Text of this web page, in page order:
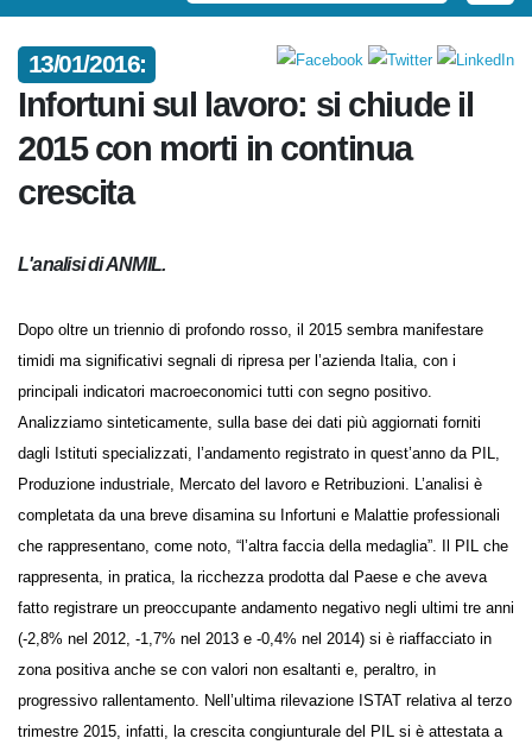
13/01/2016:
Infortuni sul lavoro: si chiude il
2015 con morti in continua
crescita
L'analisi di ANMIL.
Dopo oltre un triennio di profondo rosso, il 2015 sembra manifestare
timidi ma significativi segnali di ripresa per l’azienda Italia, con i
principali indicatori macroeconomici tutti con segno positivo.
Analizziamo sinteticamente, sulla base dei dati più aggiornati forniti
dagli Istituti specializzati, l’andamento registrato in quest’anno da PIL,
Produzione industriale, Mercato del lavoro e Retribuzioni. L’analisi è
completata da una breve disamina su Infortuni e Malattie
professionali che rappresentano, come noto, “l’altra faccia della
medaglia”. Il PIL che rappresenta, in pratica, la ricchezza prodotta dal
Paese e che aveva fatto registrare un preoccupante andamento
negativo negli ultimi tre anni (-2,8% nel 2012, -1,7% nel 2013 e -0,4% nel
2014) si è riaffacciato in zona positiva anche se con valori non esaltanti
e, peraltro, in progressivo rallentamento. Nell’ultima rilevazione ISTAT
relativa al terzo trimestre 2015, infatti, la crescita congiunturale del PIL